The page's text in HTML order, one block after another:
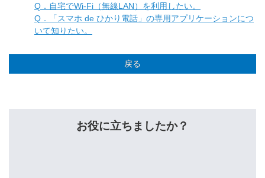
Q．自宅でWi-Fi（無線LAN）を利用したい。
Q．「スマホ de ひかり電話」の専用アプリケーションにつ
いて知りたい。
戻る
お役に立ちましたか？